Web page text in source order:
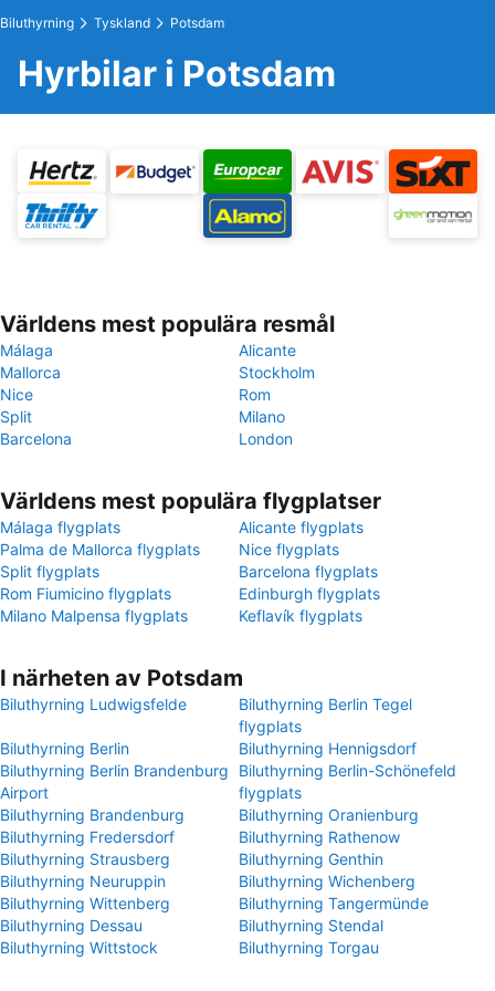
Biluthyrning Tyskland Potsdam
Hyrbilar i Potsdam
Världens mest populära resmål
Málaga
Alicante
Mallorca
Stockholm
Nice
Rom
Split
Milano
Barcelona
London
Världens mest populära flygplatser
Málaga flygplats
Alicante flygplats
Palma de Mallorca flygplats
Nice flygplats
Split flygplats
Barcelona flygplats
Rom Fiumicino flygplats
Edinburgh flygplats
Milano Malpensa flygplats
Keflavík flygplats
I närheten av Potsdam
Biluthyrning Ludwigsfelde
Biluthyrning Berlin Tegel
flygplats
Biluthyrning Berlin
Biluthyrning Hennigsdorf
Biluthyrning Berlin Brandenburg
Airport
Biluthyrning Berlin-Schönefeld
flygplats
Biluthyrning Brandenburg
Biluthyrning Oranienburg
Biluthyrning Fredersdorf
Biluthyrning Rathenow
Biluthyrning Strausberg
Biluthyrning Genthin
Biluthyrning Neuruppin
Biluthyrning Wichenberg
Biluthyrning Wittenberg
Biluthyrning Tangermünde
Biluthyrning Dessau
Biluthyrning Stendal
Biluthyrning Wittstock
Biluthyrning Torgau